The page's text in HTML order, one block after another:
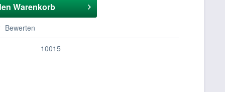
Warenkorb
Bewerten
10015